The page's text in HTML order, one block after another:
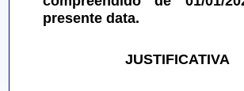
presente data.
JUSTIFICATIVA